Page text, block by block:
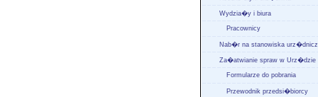
Wydzia�y i biura
Pracownicy
Nab�r na stanowiska
Za�atwianie spraw w Urz�dzie
Formularze do pobrania
Przewodnik przedsi�biorcy